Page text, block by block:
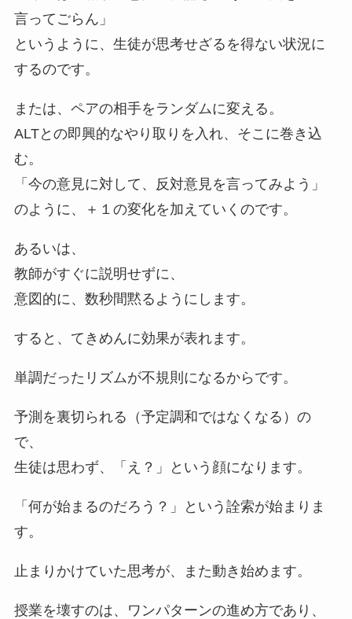
言ってごらん」
というように、生徒が思考せざるを得ない状況に
するのです。
または、ペアの相手をランダムに変える。
ALTとの即興的なやり取りを入れ、そこに巻き込
む。
「今の意見に対して、反対意見を言ってみよう」
のように、＋１の変化を加えていくのです。
あるいは、
教師がすぐに説明せずに、
意図的に、数秒間黙るようにします。
すると、てきめんに効果が表れます。
単調だったリズムが不規則になるからです。
予測を裏切られる（予定調和ではなくなる）の
で、
生徒は思わず、「え？」という顔になります。
「何が始まるのだろう？」という詮索が始まりま
す。
止まりかけていた思考が、また動き始めます。
授業を壊すのは、ワンパターンの進め方であり、